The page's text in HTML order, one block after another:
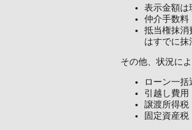
表示金額は
仲介手数料
抵当権抹消
はすでに抹
その他、状況に
ローン一括
引越し費用
譲渡所得税
固定資産